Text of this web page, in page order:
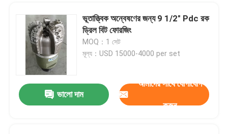
ভূতাত্ত্বিক অন্বেষণের জন্য 9 1/2" Pdc রক
ড্রিল বিট ফোরজিং
MOQ：1 সেট
মূল্য：USD 15000-4000 per set
ভালো দাম
আমাদের সাথে যোগাযোগ
করুন